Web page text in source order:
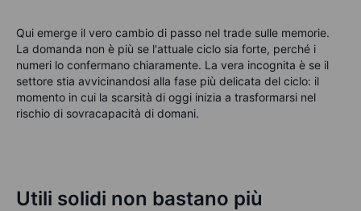
Qui emerge il vero cambio di passo nel trade sulle memorie.
La domanda non è più se l'attuale ciclo sia forte, perché i
numeri lo confermano chiaramente. La vera incognita è se il
settore stia avvicinandosi alla fase più delicata del ciclo: il
momento in cui la scarsità di oggi inizia a trasformarsi nel
rischio di sovracapacità di domani.
Utili solidi non bastano più